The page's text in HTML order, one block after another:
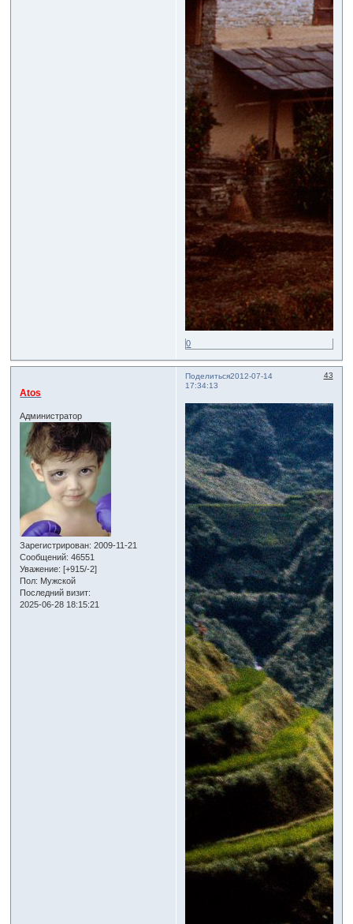
0
Поделиться 43
2012-07-14
17:34:13
Atos
Администратор
Зарегистрирован: 2009-11-21
Сообщений: 46551
Уважение: [+915/-2]
Пол: Мужской
Последний визит:
2025-06-28 18:15:21